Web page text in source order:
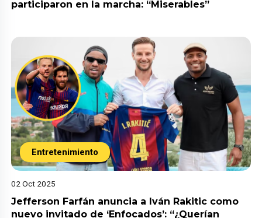
participaron en la marcha: “Miserables”
Entretenimiento
02 Oct 2025
Jefferson Farfán anuncia a Iván Rakitic como
nuevo invitado de ‘Enfocados’: “¿Querían